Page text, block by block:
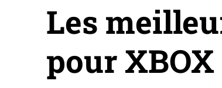
Les
pour XBOX